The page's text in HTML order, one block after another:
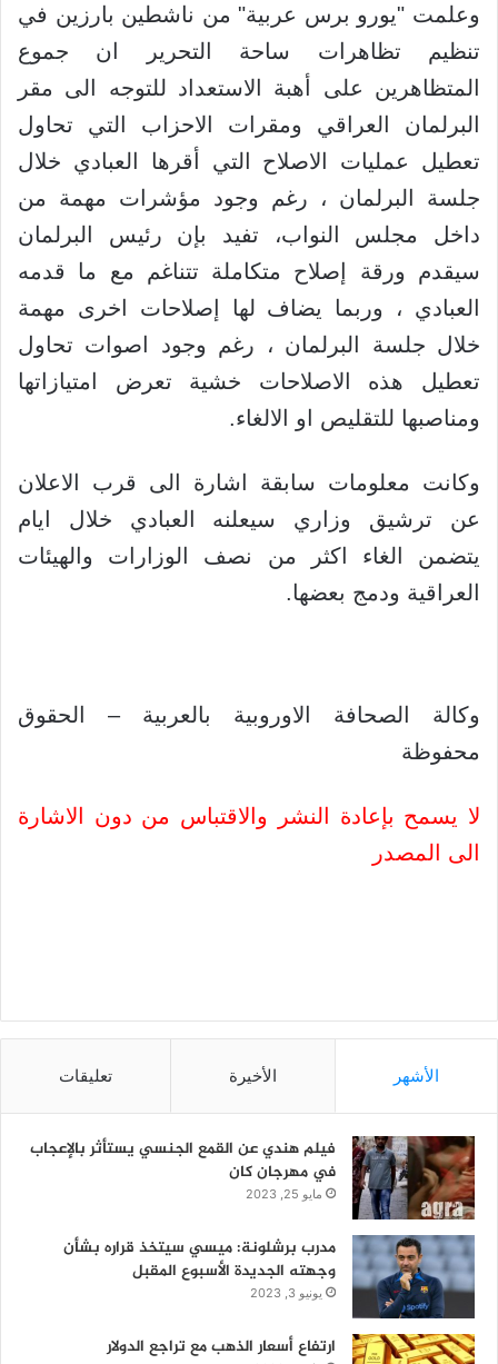
وعلمت "يورو برس عربية" من ناشطين بارزين في
تنظيم تظاهرات ساحة التحرير ان جموع
المتظاهرين على أهبة الاستعداد للتوجه الى مقر
البرلمان العراقي ومقرات الاحزاب التي تحاول
تعطيل عمليات الاصلاح التي أقرها العبادي خلال
جلسة البرلمان ، رغم وجود مؤشرات مهمة من
داخل مجلس النواب، تفيد بإن رئيس البرلمان
سيقدم ورقة إصلاح متكاملة تتناغم مع ما قدمه
العبادي ، وربما يضاف لها إصلاحات اخرى مهمة
خلال جلسة البرلمان ، رغم وجود اصوات تحاول
تعطيل هذه الاصلاحات خشية تعرض امتيازاتها
ومناصبها للتقليص او الالغاء.
وكانت معلومات سابقة اشارة الى قرب الاعلان
عن ترشيق وزاري سيعلنه العبادي خلال ايام
يتضمن الغاء اكثر من نصف الوزارات والهيئات
العراقية ودمج بعضها.
وكالة الصحافة الاوروبية بالعربية – الحقوق
محفوظة
لا يسمح بإعادة النشر والاقتباس من دون الاشارة
الى المصدر
الأشهر الأخيرة تعليقات
فيلم هندي عن القمع الجنسي يستأثر بالإعجاب
في مهرجان كان
مايو 25, 2023
مدرب برشلونة: ميسي سيتخذ قراره بشأن
وجهته الجديدة الأسبوع المقبل
يونيو 3, 2023
ارتفاع أسعار الذهب مع تراجع الدولار